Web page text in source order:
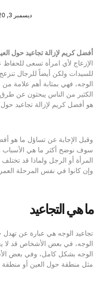
ديسمبر 3, 2020
أفضل كريم لإزالة تجاعيد حول
الإزعاج لأي امرأة تسعى
للسيدات ولكن أيضاً للرجال
الوجه، فهي بمثابة أهم علامة
الكثير من الناس يبحثون عن طرق
هو أفضل كريم لإزالة تجاعيد حول
‏وقبل الإجابة عن تساؤل ما هو
سوف نوضح أكثر ما هي الأسباب
المرأة أو الرجل ولماذا قد
وإن كانوا في نفس المرحلة
ماهيالتجاعيد
تجاعيد الوجه هي عبارة عن
الوجه، في بعض الأشخاص قد لا
الوجه بشكل كامل، وفي بعض
مثل منطقة حول العين أو منطقة